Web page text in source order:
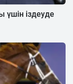
үшін іздеуде